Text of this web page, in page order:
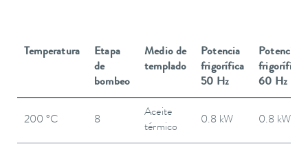
Temperatura
Etapa
de
bombeo
Medio de
templado
Potencia
frigorífica
50 Hz
Potencia
frigorífica
60 Hz
200 °C 8
Aceite
térmico
0.8 kW 0.8 kW